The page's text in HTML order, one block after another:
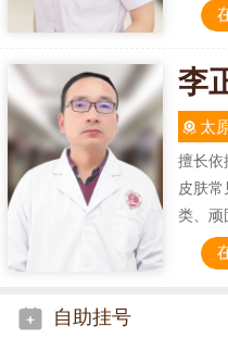
李
太
擅长依
皮肤常
类、顽
自助挂号